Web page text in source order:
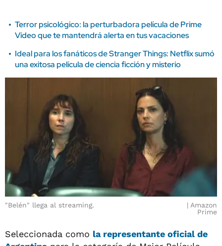
Terror psicológico: la perturbadora película de Prime
Video que te mantendrá alerta en tus vacaciones
Ideal para los fanáticos de Stranger Things: Netflix sumó
una exitosa película de ciencia ficción y misterio
"Belén" llega al streaming.
Amazon
Prime
Seleccionada como la representante oficial de